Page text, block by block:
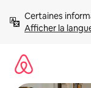
directement
Afficher la